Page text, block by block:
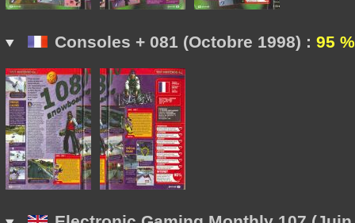
Consoles + 081 (Octobre 1998) : 95 %